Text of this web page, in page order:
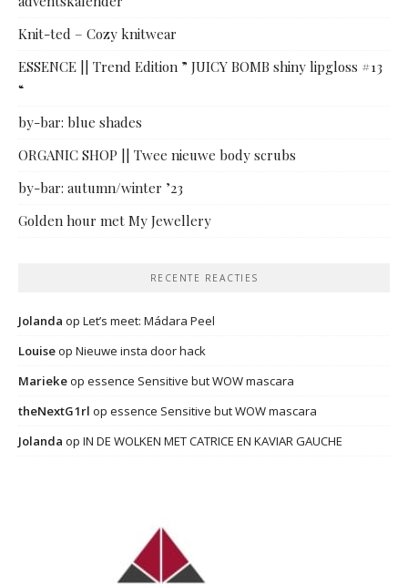
Knit-ted – Cozy knitwear
ESSENCE || Trend Edition ” JUICY BOMB shiny lipgloss #13
“
by-bar: blue shades
ORGANIC SHOP || Twee nieuwe body scrubs
by-bar: autumn/winter ’23
Golden hour met My Jewellery
RECENTE REACTIES
Jolanda op Let’s meet: Mádara Peel
Louiseop Nieuwe insta door hack
Mariekeop essence Sensitive but WOW mascara
theNextG1rl op essence Sensitive but WOW mascara
Jolanda op IN DE WOLKEN MET CATRICE EN KAVIAR GAUCHE